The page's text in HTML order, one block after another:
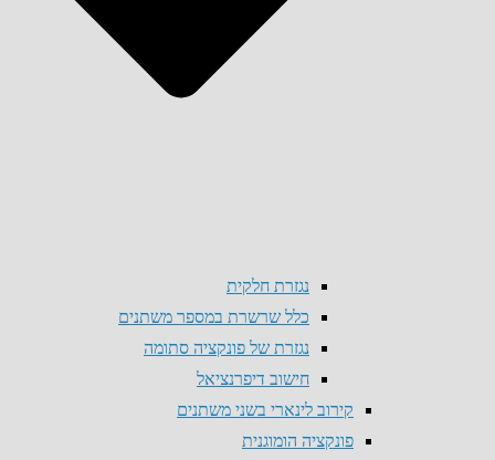
נגזרת חלקית
כלל שרשרת במספר משתנים
נגזרת של פונקציה סתומה
חישוב דיפרנציאל
קירוב לינארי בשני משתנים
פונקציה הומוגנית